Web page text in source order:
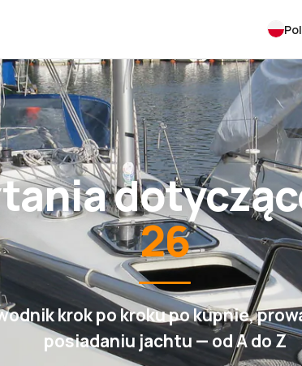
26
krok po kroku po kupnie,
posiadaniu jachtu — od A do Z